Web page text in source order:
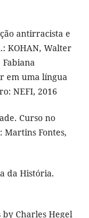
antirracista e
KOHAN, Walter
Fabiana
em uma língua
NEFI, 2016
Curso no
Martins Fontes,
da História.
by Charles Hegel